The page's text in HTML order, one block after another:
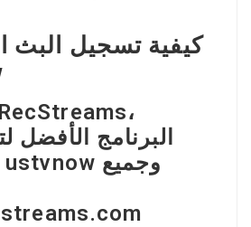
كيفية تسجيل البث
البرنامج الأفضل